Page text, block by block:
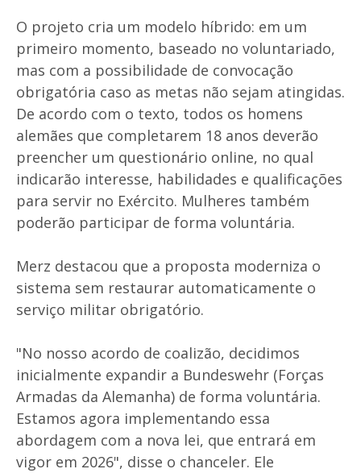
O projeto cria um modelo híbrido: em um
primeiro momento, baseado no voluntariado,
mas com a possibilidade de convocação
obrigatória caso as metas não sejam atingidas.
De acordo com o texto, todos os homens
alemães que completarem 18 anos deverão
preencher um questionário online, no qual
indicarão interesse, habilidades e qualificações
para servir no Exército. Mulheres também
poderão participar de forma voluntária.
Merz destacou que a proposta moderniza o
sistema sem restaurar automaticamente o
serviço militar obrigatório.
"No nosso acordo de coalizão, decidimos
inicialmente expandir a Bundeswehr (Forças
Armadas da Alemanha) de forma voluntária.
Estamos agora implementando essa
abordagem com a nova lei, que entrará em
vigor em 2026", disse o chanceler. Ele